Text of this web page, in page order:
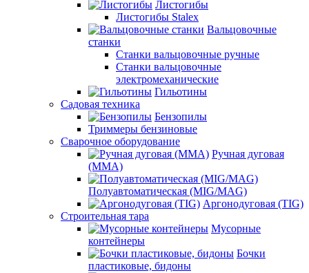
Листогибы
Листогибы Stalex
Вальцовочные
станки
Станки вальцовочные ручные
Станки вальцовочные
электромеханические
Гильотины
Садовая техника
Бензопилы
Триммеры бензиновые
Сварочное оборудование
Ручная дуговая
(MMA)
Полуавтоматическая (MIG/MAG)
Аргонодуговая (TIG)
Строительная тара
Мусорные
контейнеры
Бочки
пластиковые, бидоны